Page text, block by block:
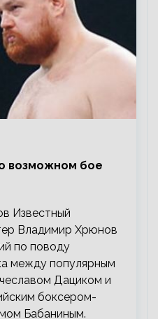
возможном бое
Известный
Владимир Хрюнов
по поводу
между популярным
Дациком и
боксером-
Бабаниным.